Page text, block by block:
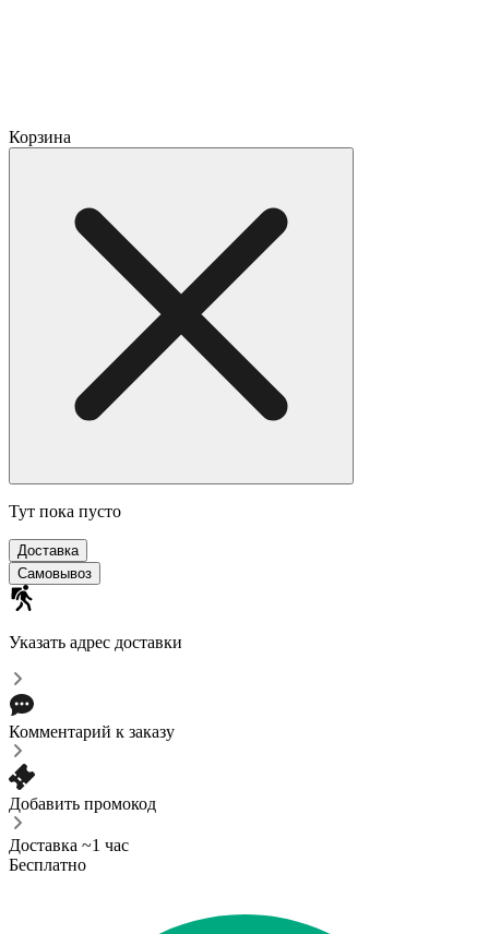
Корзина
Тут пока пусто
Доставка
Самовывоз
Указать адрес доставки
Комментарий к заказу
Добавить промокод
Доставка ~1 час
Бесплатно